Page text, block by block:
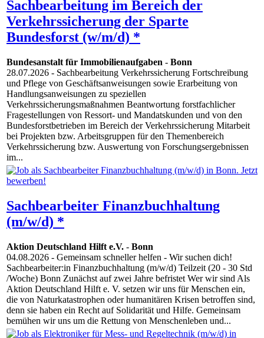
Sachbearbeitung im Bereich der
Verkehrssicherung der Sparte
Bundesforst (w/m/d) *
Bundesanstalt für Immobilienaufgaben - Bonn
28.07.2026 - Sachbearbeitung Verkehrssicherung Fortschreibung
und Pflege von Geschäftsanweisungen sowie Erarbeitung von
Handlungsanweisungen zu speziellen
Verkehrssicherungsmaßnahmen Beantwortung forstfachlicher
Fragestellungen von Ressort- und Mandatskunden und von den
Bundesforstbetrieben im Bereich der Verkehrssicherung Mitarbeit
bei Projekten bzw. Arbeitsgruppen für den Themenbereich
Verkehrssicherung bzw. Auswertung von Forschungsergebnissen
im...
Sachbearbeiter Finanzbuchhaltung
(m/w/d) *
Aktion Deutschland Hilft e.V. - Bonn
04.08.2026 - Gemeinsam schneller helfen - Wir suchen dich!
Sachbearbeiter:in Finanzbuchhaltung (m/w/d) Teilzeit (20 - 30 Std
/Woche) Bonn Zunächst auf zwei Jahre befristet Wer wir sind Als
Aktion Deutschland Hilft e. V. setzen wir uns für Menschen ein,
die von Naturkatastrophen oder humanitären Krisen betroffen sind,
denn sie haben ein Recht auf Solidarität und Hilfe. Gemeinsam
bemühen wir uns um die Rettung von Menschenleben und...